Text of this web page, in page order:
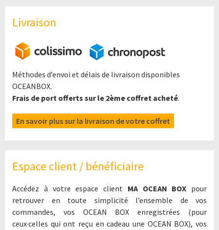
Livraison
Méthodes d’envoi et délais de livraison disponibles
OCEANBOX.
Frais de port offerts sur le 2ème coffret acheté.
En savoir plus sur la livraison de votre coffret
Espace client / bénéficiaire
Accédez à votre espace client MA OCEAN BOX pour
retrouver en toute simplicité l’ensemble de vos
commandes, vos OCEAN BOX enregistrées (pour
ceux·celles qui ont reçu en cadeau une OCEAN BOX), vos